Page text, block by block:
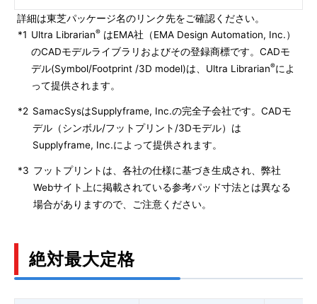
詳細は東芝パッケージ名のリンク先をご確認ください。
*1 Ultra Librarian® はEMA社（EMA Design Automation, Inc.）
のCADモデルライブラリおよびその登録商標です。CADモ
デル(Symbol/Footprint /3D model)は、Ultra Librarian®によ
って提供されます。
*2 SamacSysはSupplyframe, Inc.の完全子会社です。CADモ
デル（シンボル/フットプリント/3Dモデル）は
Supplyframe, Inc.によって提供されます。
*3 フットプリントは、各社の仕様に基づき生成され、弊社
Webサイト上に掲載されている参考パッド寸法とは異なる
場合がありますので、ご注意ください。
絶対最大定格